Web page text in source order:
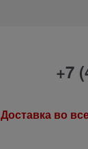
+7
Доставка во